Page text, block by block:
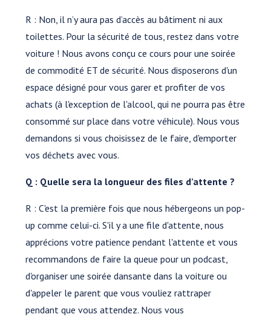
R : Non, il n’y aura pas d’accès au bâtiment ni aux
toilettes. Pour la sécurité de tous, restez dans votre
voiture ! Nous avons conçu ce cours pour une soirée
de commodité ET de sécurité. Nous disposerons d'un
espace désigné pour vous garer et profiter de vos
achats (à l'exception de l'alcool, qui ne pourra pas être
consommé sur place dans votre véhicule). Nous vous
demandons si vous choisissez de le faire, d'emporter
vos déchets avec vous.
Q : Quelle sera la longueur des files d’attente ?
R : C'est la première fois que nous hébergeons un pop-
up comme celui-ci. S'il y a une file d'attente, nous
apprécions votre patience pendant l'attente et vous
recommandons de faire la queue pour un podcast,
d'organiser une soirée dansante dans la voiture ou
d'appeler le parent que vous vouliez rattraper
pendant que vous attendez. Nous vous